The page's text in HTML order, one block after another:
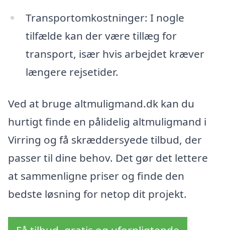
Transportomkostninger: I nogle
tilfælde kan der være tillæg for
transport, især hvis arbejdet kræver
længere rejsetider.
Ved at bruge altmuligmand.dk kan du
hurtigt finde en pålidelig altmuligmand i
Virring og få skræddersyede tilbud, der
passer til dine behov. Det gør det lettere
at sammenligne priser og finde den
bedste løsning for netop dit projekt.